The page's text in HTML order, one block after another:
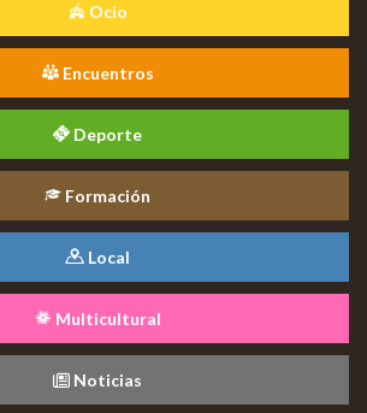
Ocio
Encuentros
Deporte
Formación
Local
Multicultural
Noticias